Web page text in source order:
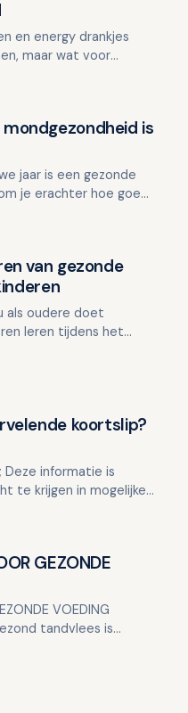
en energy drankjes
maar wat voor
is
jaar is een gezonde
je erachter hoe goed
van gezonde
als oudere doet
leren tijdens het
koortslip?
te krijgen in mogelijke
GEZONDE
VOEDING
tandvlees is